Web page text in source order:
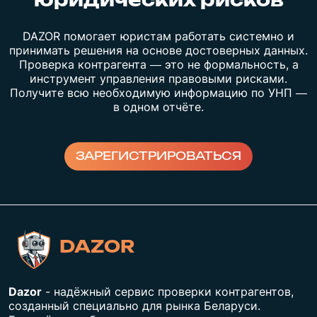
DAZOR помогает юристам работать системно и
принимать решения на основе достоверных данных.
Проверка контрагента — это не формальность, а
инструмент управления правовыми рисками.
Получите всю необходимую информацию по УНП —
в одном отчёте.
ЗАРЕГИСТРИРОВАТЬСЯ
DAZOR
Dazor - надёжный сервис проверки контрагентов,
созданный специально для рынка Беларуси.